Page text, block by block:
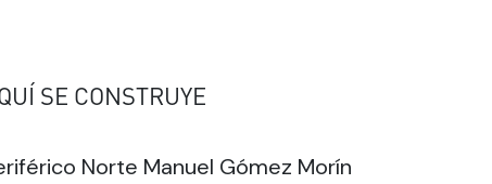
SE CONSTRUYE
Norte Manuel Gómez Morín